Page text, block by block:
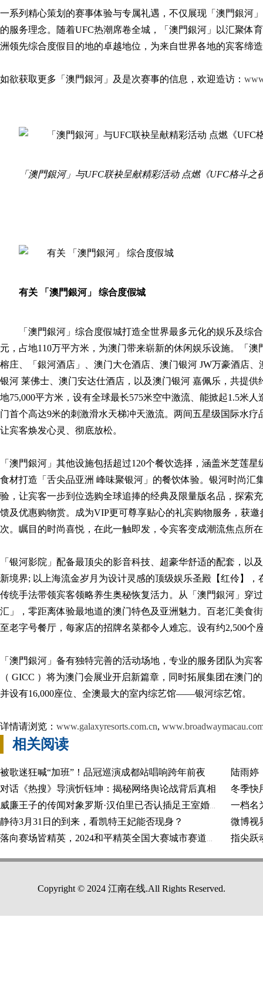
一系列精心策划的赛事体验与专属礼遇，不仅展现「澳門銀河
的服务理念。随着UFC热潮席卷全城，「澳門銀河」以汇聚体
洲领先综合度假目的地的卓越地位，为来自世界各地的宾客缔
如欲获取更多「澳門銀河」及是次赛事的信息，欢迎造访：
「澳門銀河」与UFC联袂呈献精彩活动 点燃《UFC格斗之
有关 「澳門銀河」 综合度假城
「澳門銀河」综合度假城打造全世界最多元化的娱乐及综
元，占地110万平方米，为澳门带来崭新的休闲娱乐设施。「
榕庄、「銀河酒店」、澳门大仓酒店、澳门银河 JW万豪酒店
银河 莱佛士、澳门安达仕酒店，以及澳门银河 嘉佩乐，共提
地75,000平方米，设有全球最长575米空中激流、能掀起1.5米
门首个高达9米的刺激滑水天梯冲天激流。两间五星级国际水
让宾客焕发心灵、彻底放松。
「澳門銀河」其他设施包括超过120个餐饮选择，涵盖米芝莲
食材打造「舌尖品亚洲 峰味聚银河」的餐饮体验。银河时尚汇
验，让宾客一步到位选购全球追捧的经典及限量版名品，探索
馈及优惠购物赏。成为VIP更可尊享贴心的礼宾购物服务，获
次。瞩目的时尚喜悦，在此一触即发，令宾客变成潮流焦点所
「银河影院」配备最顶尖的影音科技、超豪华舒适的配套，以
新境界; 以上海流金岁月为设计灵感的顶级娱乐圣殿【红伶】
传统手法带领宾客领略养生奥秘恢复活力。从「澳門銀河」穿
汇」，零距离体验最地道的澳门特色及亚洲魅力。百老汇美食
至老字号餐厅，每家店的招牌名菜都令人难忘。设有约2,500个
「澳門銀河」备有独特完善的活动场地，专业的服务团队为宾
（ GICC ）将为澳门会展业开启新篇章，同时拓展集团在澳门
并设有16,000座位、全澳最大的室内综艺馆——银河综艺馆。
详情请浏览： www.galaxyresorts.com.cn,
相关阅读
被歌迷狂喊“加班”！品冠巡演成都站唱响跨年前夜
陆雨婷
对话《热搜》导演忻钰坤：揭秘网络舆论战背后真相
冬季快
静待3月31日的到来，看凯特王妃能否现身？ 微博视
Copyright © 2024 江南在线.All Rights Reserved.